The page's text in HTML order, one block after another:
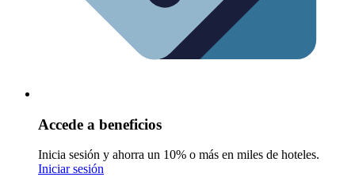
Accede a beneficios
Inicia sesión y ahorra un 10% o más en miles de hoteles.
Iniciar sesión